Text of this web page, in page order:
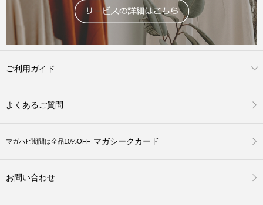
ご利用ガイド
よくあるご質問
マガハピ期間は全品10%OFF マガシークカード
お問い合わせ